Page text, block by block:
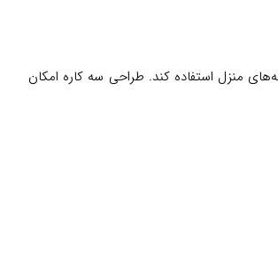
منزل استفاده کند. طراحی سه کاره امکان